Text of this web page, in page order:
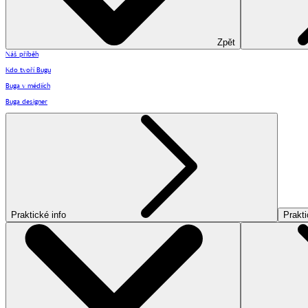
Zpět
Náš příběh
Kdo tvoří Bugu
Buga v médiích
Buga designer
Praktické info